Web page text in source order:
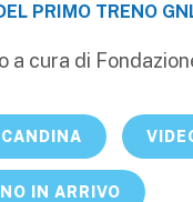
PRIMO TRENO
a cura di
IN ARRIVO